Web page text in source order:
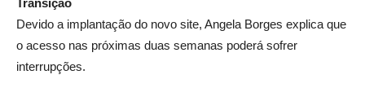
Transição
Devido a implantação do novo site, Angela Borges explica que
o acesso nas próximas duas semanas poderá sofrer
interrupções.